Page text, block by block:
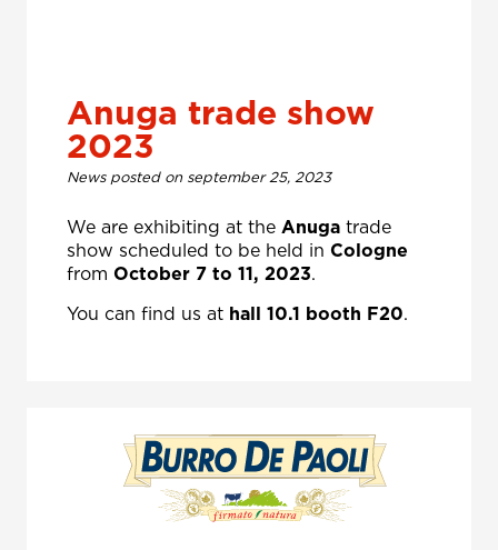
Anuga trade show
2023
News posted on september 25, 2023
We are exhibiting at the Anuga trade
show scheduled to be held in Cologne
from October 7 to 11, 2023.
You can find us at hall 10.1 booth F20.